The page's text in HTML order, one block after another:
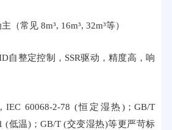
（常见 8m³, 16m³, 32m³等）
自整定控制，SSR驱动，精度高，响
IEC 60068-2-78 (恒定湿热)；GB/T
(低温)；GB/T (交变湿热)等更严苛标